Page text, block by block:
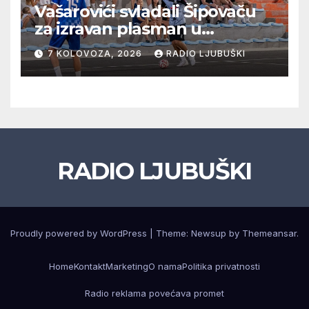
Vašarovići svladali Šipovaču
za izravan plasman u
četvrtfinale, Grab izborio
prolazak dalje, Klobuk ispao,
večeras počinje četvrtfinale
7 KOLOVOZA, 2026 RADIO LJUBUŠKI
RADIO LJUBUŠKI
Proudly powered by WordPress Theme: Newsup by Themeansar.
HomeKontaktMarketingO namaPolitika privatnosti
Radio reklama povećava promet